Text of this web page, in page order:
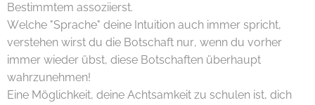
Bestimmtem assoziierst.
Welche "Sprache" deine Intuition auch immer spricht,
verstehen wirst du die Botschaft nur, wenn du vorher
immer wieder übst, diese Botschaften überhaupt
wahrzunehmen!
Eine Möglichkeit, deine Achtsamkeit zu schulen ist, dich